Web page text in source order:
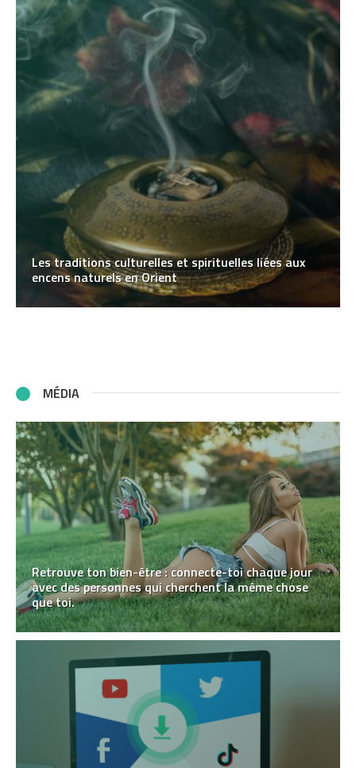
Les traditions culturelles et spirituelles liées aux
encens naturels en Orient
MÉDIA
Retrouve ton bien-être : connecte-toi chaque jour
avec des personnes qui cherchent la même chose
que toi.